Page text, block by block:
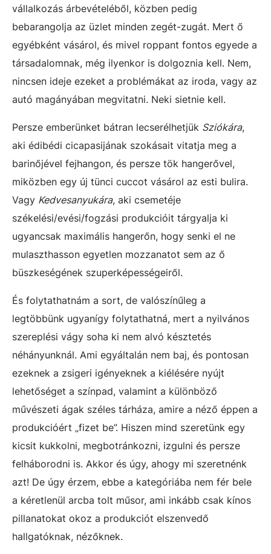
vállalkozás árbevételéből, közben pedig
bebarangolja az üzlet minden zegét-zugát. Mert ő
egyébként vásárol, és mivel roppant fontos egyede a
társadalomnak, még ilyenkor is dolgoznia kell. Nem,
nincsen ideje ezeket a problémákat az iroda, vagy az
autó magányában megvitatni. Neki sietnie kell.
Persze emberünket bátran lecserélhetjük Sziókára,
aki édibédi cicapasijának szokásait vitatja meg a
barinőjével fejhangon, és persze tök hangerővel,
miközben egy új tünci cuccot vásárol az esti bulira.
Vagy Kedvesanyukára, aki csemetéje
székelési/evési/fogzási produkcióit tárgyalja ki
ugyancsak maximális hangerőn, hogy senki el ne
mulaszthasson egyetlen mozzanatot sem az ő
büszkeségének szuperképességeiről.
És folytathatnám a sort, de valószínűleg a
legtöbbünk ugyanígy folytathatná, mert a nyilvános
szereplési vágy soha ki nem alvó késztetés
néhányunknál. Ami egyáltalán nem baj, és pontosan
ezeknek a zsigeri igényeknek a kiélésére nyújt
lehetőséget a színpad, valamint a különböző
művészeti ágak széles tárháza, amire a néző éppen a
produkcióért „fizet be”. Hiszen mind szeretünk egy
kicsit kukkolni, megbotránkozni, izgulni és persze
felháborodni is. Akkor és úgy, ahogy mi szeretnénk
azt! De úgy érzem, ebbe a kategóriába nem fér bele
a kéretlenül arcba tolt műsor, ami inkább csak kínos
pillanatokat okoz a produkciót elszenvedő
hallgatóknak, nézőknek.